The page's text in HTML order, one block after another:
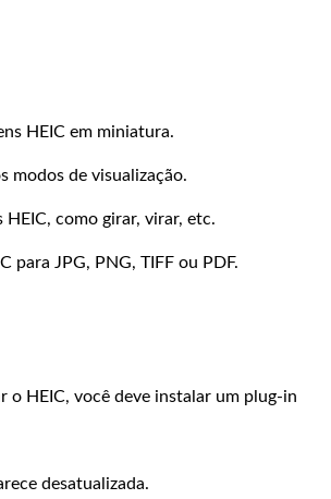
HEIC em miniatura.
modos de visualização.
HEIC, como girar, virar, etc.
para JPG, PNG, TIFF ou PDF.
o HEIC, você deve instalar um plug-in
desatualizada.